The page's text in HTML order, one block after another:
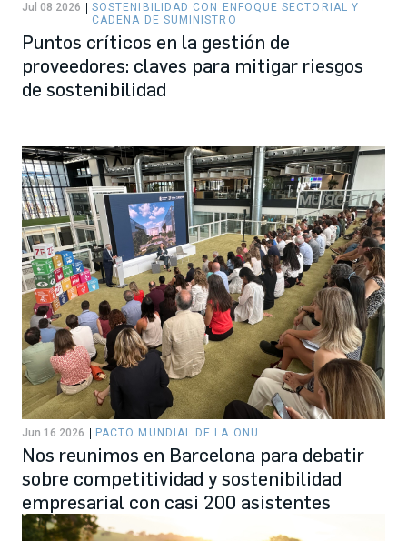
Jul 08 2026
SOSTENIBILIDAD CON ENFOQUE SECTORIAL Y
CADENA DE SUMINISTRO
Puntos críticos en la gestión de
proveedores: claves para mitigar riesgos
de sostenibilidad
Jun 16 2026 PACTO MUNDIAL DE LA ONU
Nos reunimos en Barcelona para debatir
sobre competitividad y sostenibilidad
empresarial con casi 200 asistentes